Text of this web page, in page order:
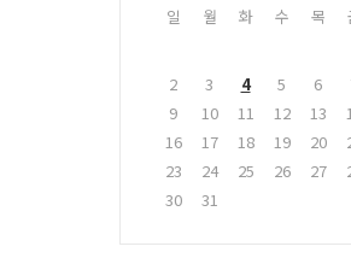
일 월 화 수 목
2
3 4 5 6
9
10 11 12 13
16
17 18 19 20
23
24 25 26 27
30
31